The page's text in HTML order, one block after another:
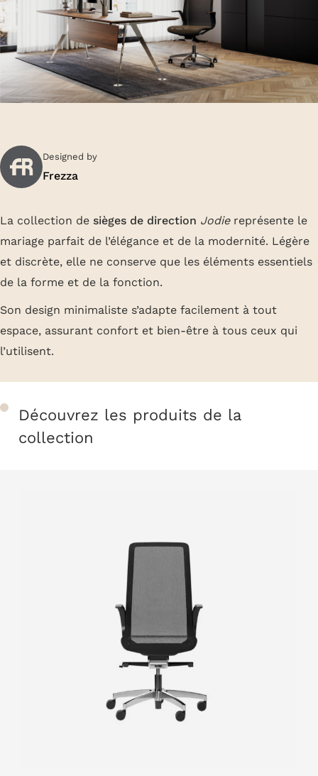
Designed by
Frezza
La collection de sièges de direction Jodiereprésente le
mariage parfait de l’élégance et de la modernité. Légère
et discrète, elle ne conserve que les éléments essentiels
de la forme et de la fonction.
Son design minimaliste s’adapte facilement à tout
espace, assurant confort et bien-être à tous ceux qui
l’utilisent.
Découvrez les produits de la
collection